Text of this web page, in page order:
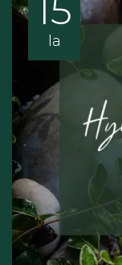
15
la